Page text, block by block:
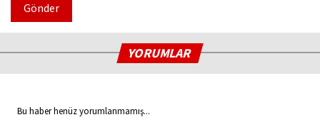
Gönder
YORUMLAR
Bu haber henüz yorumlanmamış...